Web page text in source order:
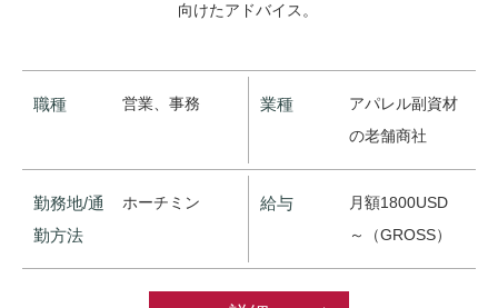
向けたアドバイス。
職種 営業、事務 業種
アパレル副資材
の老舗商社
勤務地/通
勤方法
ホーチミン 給与
月額1800USD
～（GROSS）